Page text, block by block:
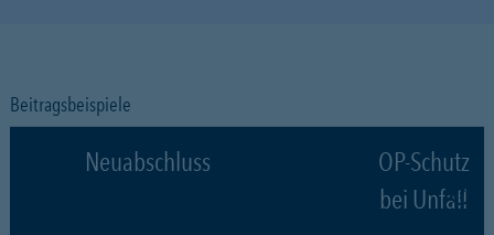
Beitragsbeispiele
Neuabschluss
OP-Schutz
bei Unfall